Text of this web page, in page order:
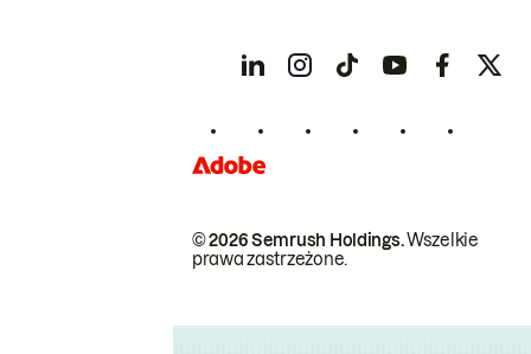
© 2026 Semrush Holdings.Wszelkie
prawa zastrzeżone.